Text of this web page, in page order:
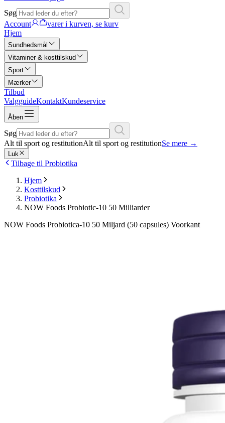
Søg
Account
varer i kurven, se kurv
Hjem
Sundhedsmål
Vitaminer & kosttilskud
Sport
Mærker
Tilbud
ValgguideKontaktKundeservice
Åben
Søg
Alt til sport og restitutionAlt til sport og restitutionSe mere →
Luk
Tilbage til Probiotika
Hjem
Kosttilskud
Probiotika
NOW Foods Probiotic-10 50 Milliarder
NOW Foods Probiotica-10 50 Miljard (50 capsules) Voorkant